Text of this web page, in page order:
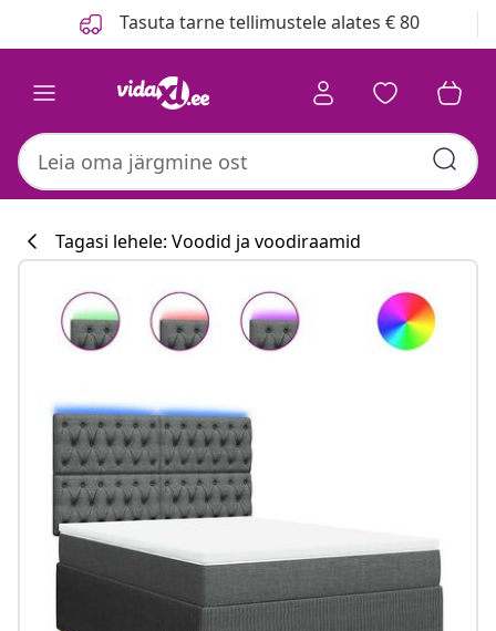
Tasuta tarne tellimustele alates € 80
#sharemevidaxl
Köögikollektsioon
Tagasi lehele: Voodid ja voodiraamid